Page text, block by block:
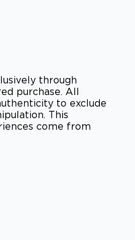
through
purchase. All
to exclude
This
come from